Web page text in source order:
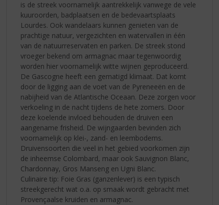
is de streek voornamelijk aantrekkelijk vanwege de vele
kuuroorden, badplaatsen en de bedevaartsplaats
Lourdes. Ook wandelaars kunnen genieten van de
prachtige natuur, vergezichten en watervallen in één
van de natuurreservaten en parken. De streek stond
vroeger bekend om armagnac maar tegenwoordig
worden hier voornamelijk witte wijnen geproduceerd.
De Gascogne heeft een gematigd klimaat. Dat komt
door de ligging aan de voet van de Pyreneeën en de
nabijheid van de Atlantische Oceaan. Deze zorgen voor
verkoeling in de nacht tijdens de hete zomers. Door
deze koelende invloed behouden de druiven een
aangename frisheid. De wijngaarden bevinden zich
voornamelijk op klei-, zand- en leembodems.
Druivensoorten die veel in het gebied voorkomen zijn
de inheemse Colombard, maar ook Sauvignon Blanc,
Chardonnay, Gros Manseng en Ugni Blanc.
Culinaire tip: Foie Gras (ganzenlever) is een typisch
streekgerecht wat o.a. op smaak wordt gebracht met
Provençaalse kruiden en armagnac.